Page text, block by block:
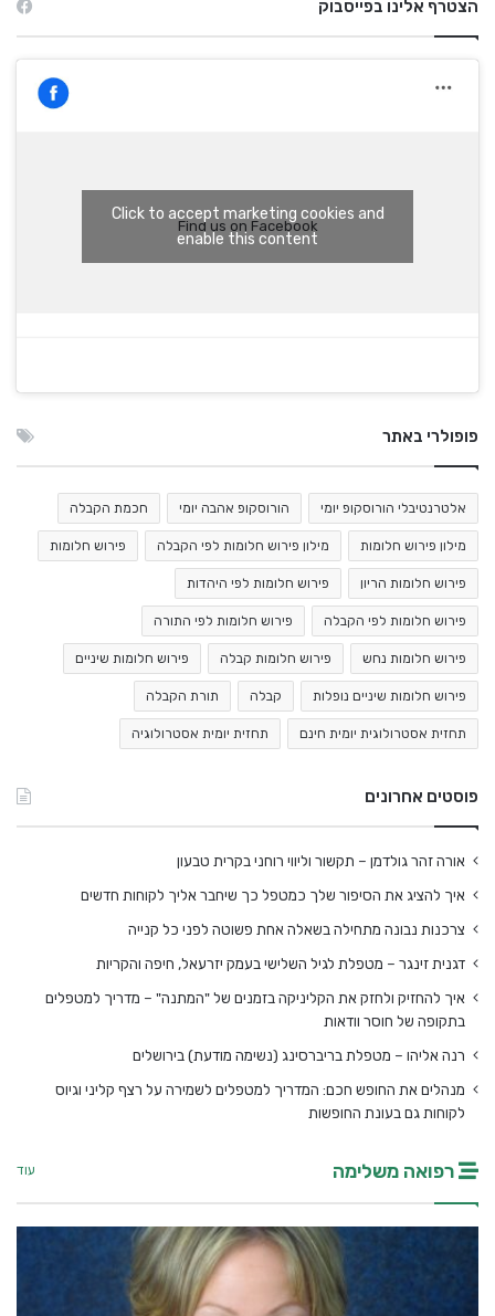
הצטרף אלינו בפייסבוק
Find us on Facebook
Click to accept marketing cookies and
enable this content
פופולרי באתר
אלטרנטיבלי הורוסקופ יומי הורוסקופ אהבה יומי חכמת הקבלה
מילון פירוש חלומות מילון פירוש חלומות לפי הקבלה פירוש חלומות
פירוש חלומות הריון פירוש חלומות לפי היהדות
פירוש חלומות לפי הקבלה פירוש חלומות לפי התורה
פירוש חלומות נחש פירוש חלומות קבלה פירוש חלומות שיניים
פירוש חלומות שיניים נופלות קבלה תורת הקבלה
תחזית אסטרולוגית יומית חינם תחזית יומית אסטרולוגיה
פוסטים אחרונים
אורה זהר גולדמן – תקשור וליווי רוחני בקרית טבעון
איך להציג את הסיפור שלך כמטפל כך שיחבר אליך לקוחות חדשים
צרכנות נבונה מתחילה בשאלה אחת פשוטה לפני כל קנייה
דגנית זינגר – מטפלת לגיל השלישי בעמק יזרעאל, חיפה והקריות
איך להחזיק ולחזק את הקליניקה בזמנים של "המתנה" – מדריך למטפלים
בתקופה של חוסר וודאות
רנה אליהו – מטפלת בריברסינג (נשימה מודעת) בירושלים
מנהלים את החופש חכם: המדריך למטפלים לשמירה על רצף קליני וגיוס
לקוחות גם בעונת החופשות
רפואה משלימה עוד